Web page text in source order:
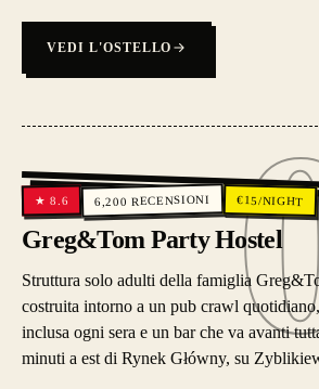
VEDI L'OSTELLO
★8.6 6,200 RECENSIONI €15/NIGHT
Greg&Tom Party Hostel
Struttura solo adulti della famiglia
costruita intorno a un pub crawl
inclusa ogni sera e un bar che va avanti
minuti a est di Rynek Główny, su